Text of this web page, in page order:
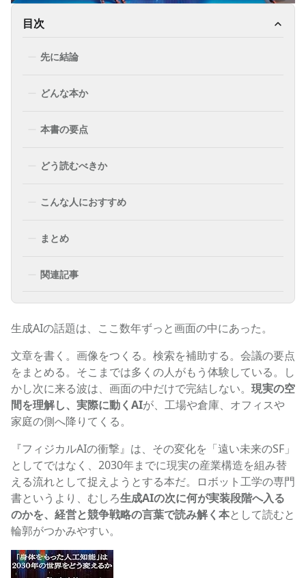
目次
先に結論
どんな本か
本書の要点
どう読むべきか
こんな人におすすめ
まとめ
関連記事
生成AIの話題は、ここ数年ずっと画面の中にあった。
文章を書く。画像をつくる。検索を補助する。会議の要点
をまとめる。そこまでは多くの人がもう体験している。し
かし次に来る波は、画面の中だけで完結しない。 現実の空
間を理解し、実際に動くAIが、工場や倉庫、オフィスや
家庭の側へ降りてくる。
『フィジカルAIの衝撃』は、その変化を「遠い未来のSF」
としてではなく、2030年までに現実の産業構造を組み替
える流れとして捉えようとする本だ。ロボット工学の専門
書というより、むしろ生成AIの次に何が実装段階へ入る
のかを、経営と競争戦略の言葉で読み解く本として読むと
輪郭がつかみやすい。
フィジカルAIの衝撃 「身体をもった人工知能」は2030年